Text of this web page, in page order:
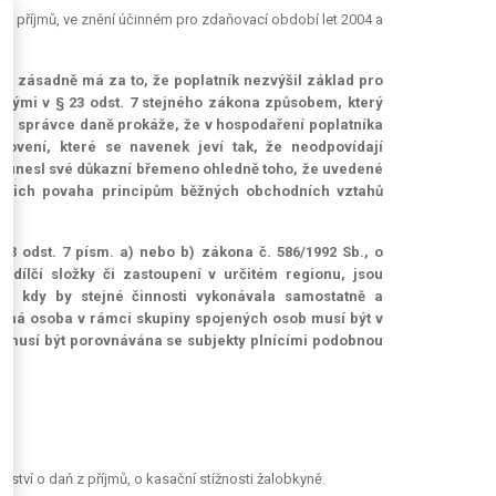
příjmů, ve znění účinném pro zdaňovací období let 2004 a
zásadně má za to, že poplatník nezvýšil základ pro
v § 23 odst. 7 stejného zákona způsobem, který
správce daně prokáže, že v hospodaření poplatníka
které se navenek jeví tak, že neodpovídají
své důkazní břemeno ohledně toho, že uvedené
povaha principům běžných obchodních vztahů
odst. 7 písm. a) nebo b) zákona č. 586/1992 Sb., o
dílčí složky či zastoupení v určitém regionu, jsou
kdy by stejné činnosti vykonávala samostatně a
osoba v rámci skupiny spojených osob musí být v
být porovnávána se subjekty plnícími podobnou
o daň z příjmů, o kasační stížnosti žalobkyně.